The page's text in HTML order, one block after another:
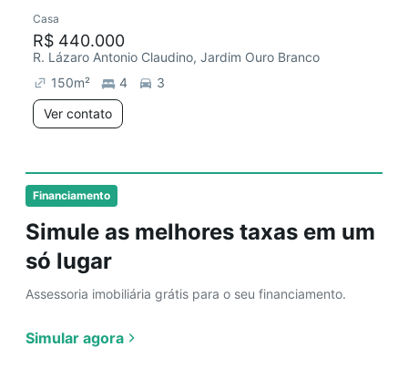
Financiamento
Simule as melhores taxas em um
só lugar
Assessoria imobiliária grátis para o seu financiamento.
Simular agora
Chegou há 3 dias
Casa
R$ 440.000
R. Lázaro Antonio Claudino, Jardim Ouro Branco
150m² 4
3
Ver contato